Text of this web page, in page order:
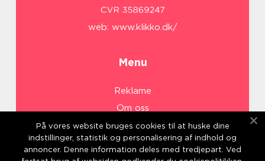
web: www.klikko.dk/
Menu
Reklame
Om oss
Cookies
Kontakt Oss
På vores website bruges cookies til at huske dine
indstillinger, statistik og personalisering af indhold og
annoncer. Denne information deles med tredjepart. Ved